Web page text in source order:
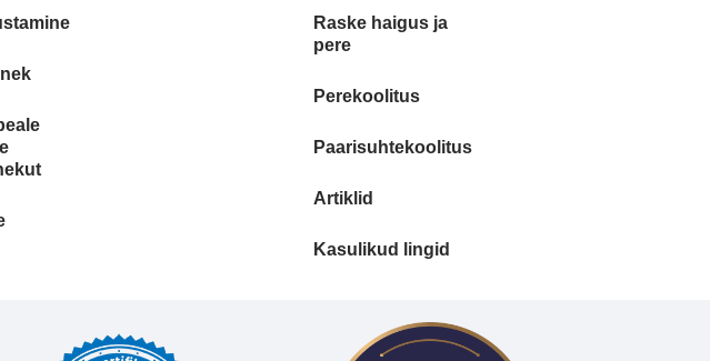
Raske haigus ja
pere
Perekoolitus
Paarisuhtekoolitus
Artiklid
Kasulikud lingid